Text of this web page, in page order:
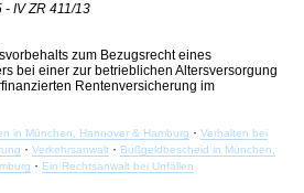
- IV ZR 411/13
zum Bezugsrecht eines
bei einer zur betrieblichen Altersversorgung
Rentenversicherung im
in München, Hannover & Hamburg · Verhalten bei
· Verkehrsanwalt · Bußgeldbescheid in München,
· Ein Rechtsanwalt bei Unfällen